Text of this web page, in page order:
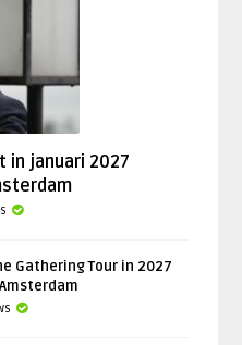
in januari 2027
Gathering Tour in 2027